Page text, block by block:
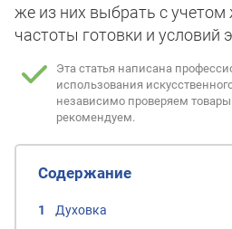
же из них выбрать с
частоты готовки и условий
Эта статья написана
использования
независимо проверяем
рекомендуем.
Содержание
Духовка